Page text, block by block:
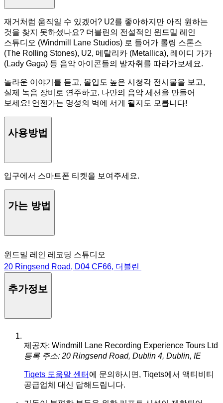
재거처럼 움직일 수 있겠어? U2를 좋아하지만 아직 원하는
것을 찾지 못하셨나요? 더블린의 전설적인 윈드밀 레인
스튜디오 (Windmill Lane Studios) 로 들어가 롤링 스톤스
(The Rolling Stones), U2, 메탈리카 (Metallica), 레이디 가가
(Lady Gaga) 등 음악 아이콘들의 발자취를 따라가보세요.
놀라운 이야기를 듣고, 몰입도 높은 시청각 전시물을 보고,
실제 녹음 장비로 연주하고, 나만의 음악 세션을 만들어
보세요! 언젠가는 명성의 벽에 서게 될지도 모릅니다!
사용방법
입구에서 스마트폰 티켓을 보여주세요.
가는 방법
윈드밀 레인 레코딩 스튜디오
20 Ringsend Road, D04 CF66, 더블린
추가정보
제공자: Windmill Lane Recording Experience Tours Ltd
등록 주소: 20 Ringsend Road, Dublin 4, Dublin, IE
Tiqets 도움말 센터 에 문의하시면, Tiqets에서 액티비티
공급업체 대신 답해드립니다.